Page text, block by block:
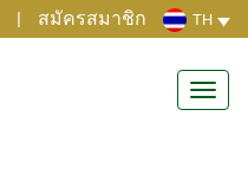
| สมัครสมาชิก TH